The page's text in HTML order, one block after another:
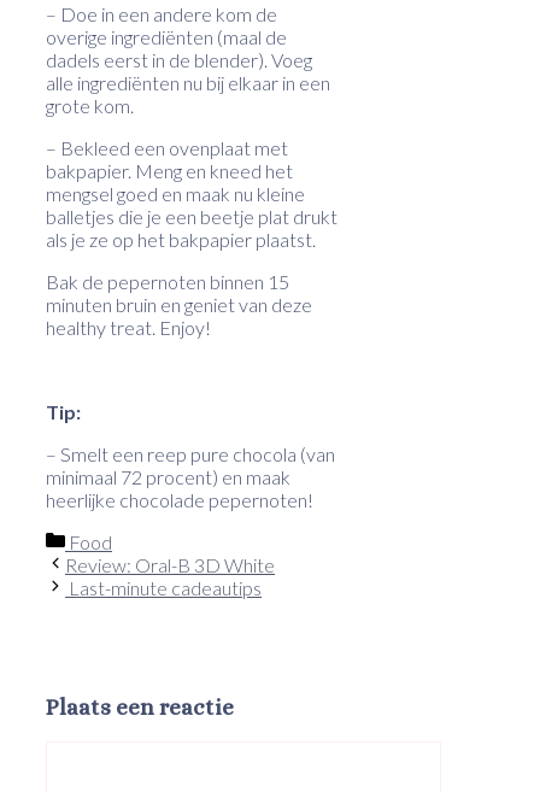
– Doe in een andere kom de
overige ingrediënten (maal de
dadels eerst in de blender). Voeg
alle ingrediënten nu bij elkaar in een
grote kom.
– Bekleed een ovenplaat met
bakpapier. Meng en kneed het
mengsel goed en maak nu kleine
balletjes die je een beetje plat drukt
als je ze op het bakpapier plaatst.
Bak de pepernoten binnen 15
minuten bruin en geniet van deze
healthy treat. Enjoy!
Tip:
– Smelt een reep pure chocola (van
minimaal 72 procent) en maak
heerlijke chocolade pepernoten!
Categorieën
Food
Review: Oral-B 3D White
Last-minute cadeautips
Plaats een reactie